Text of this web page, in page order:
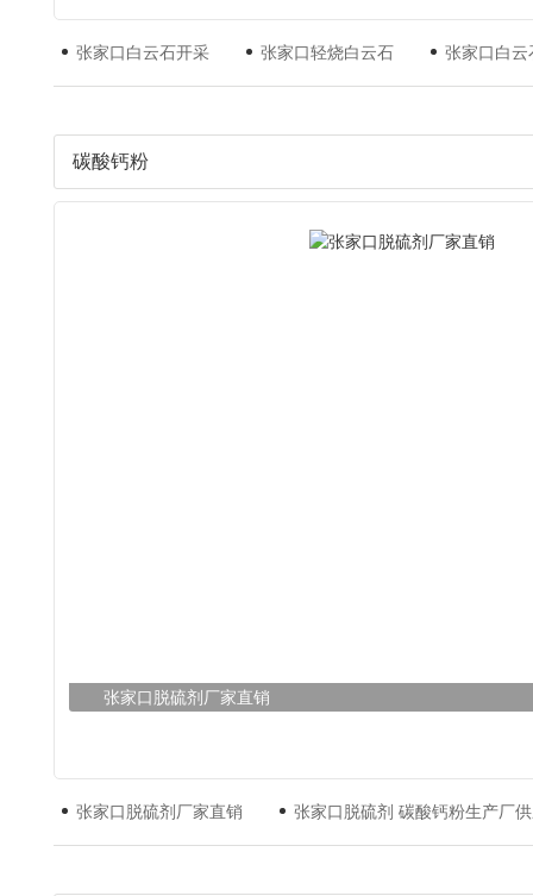
张家口白云石开采 张家口轻烧白云石 张家口白云
碳酸钙粉
张家口脱硫剂厂家直销
张家口脱硫剂厂家直销 张家口脱硫剂 碳酸钙粉生产厂